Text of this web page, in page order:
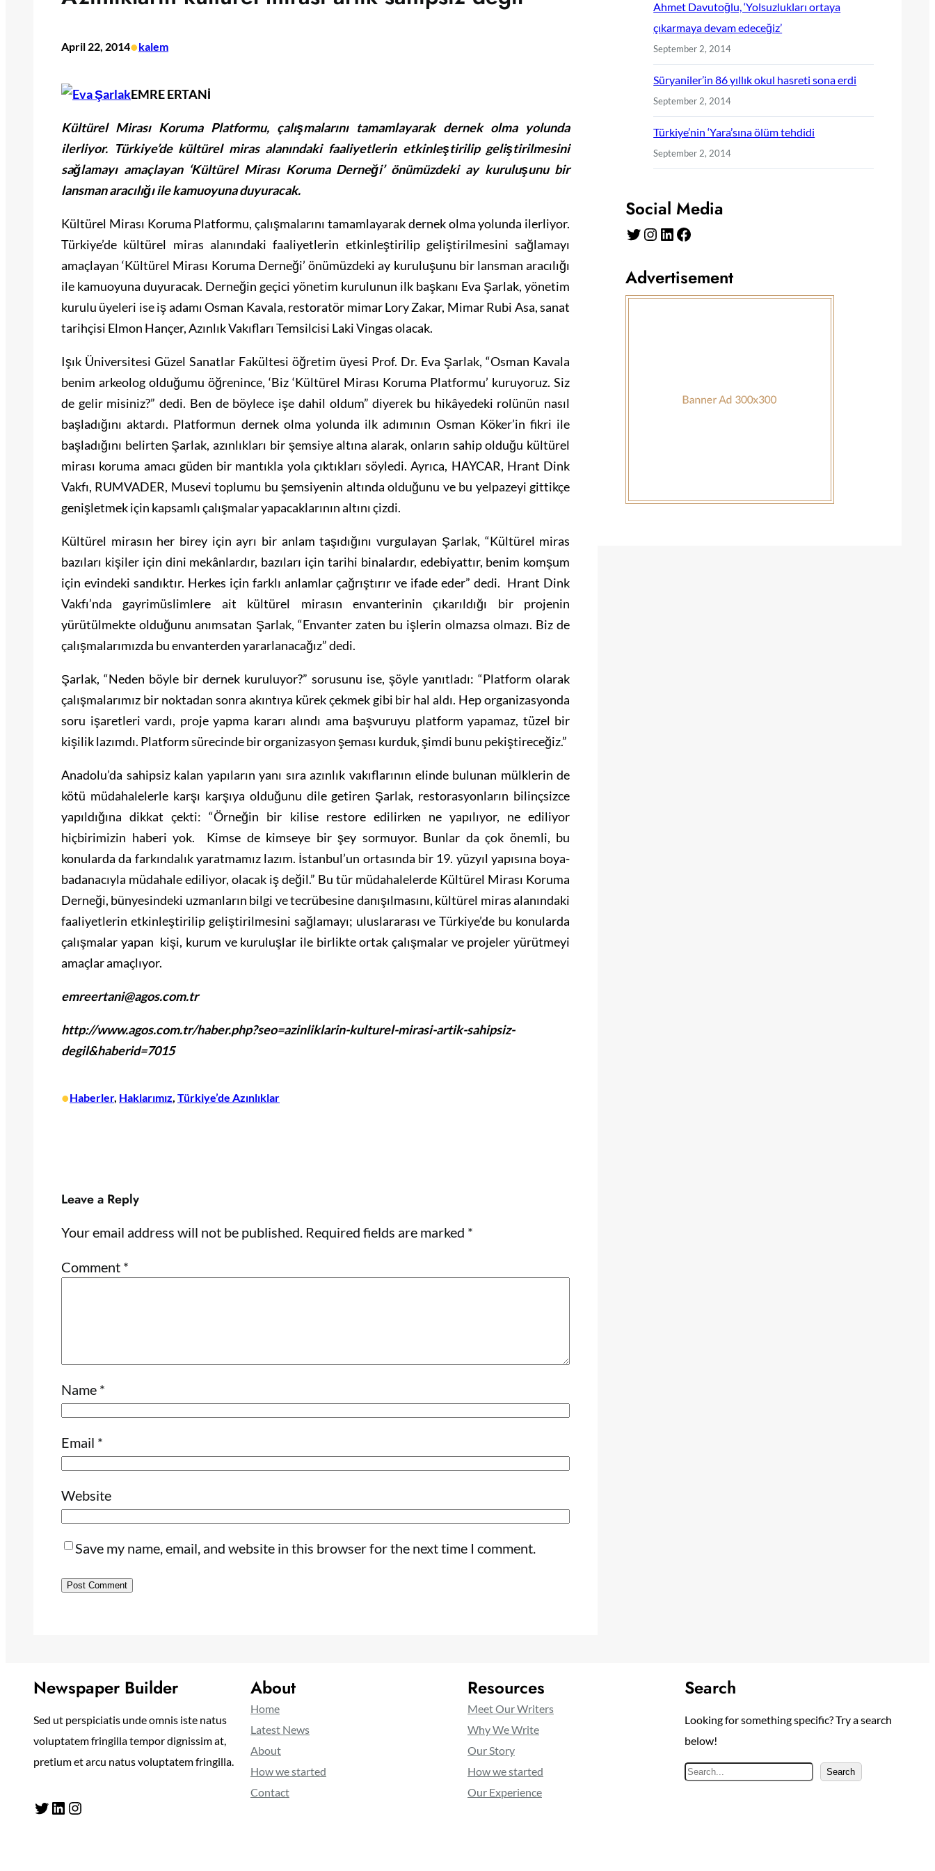
April 22, 2014•kalem
EMRE ERTANİ
Kültürel Mirası Koruma Platformu, çalışmalarını tamamlayarak dernek olma yolunda
ilerliyor. Türkiye’de kültürel miras alanındaki faaliyetlerin etkinleştirilip geliştirilmesini
sağlamayı amaçlayan ‘Kültürel Mirası Koruma Derneği’ önümüzdeki ay kuruluşunu bir
lansman aracılığı ile kamuoyuna duyuracak.
Kültürel Mirası Koruma Platformu, çalışmalarını tamamlayarak dernek olma yolunda ilerliyor.
Türkiye’de kültürel miras alanındaki faaliyetlerin etkinleştirilip geliştirilmesini sağlamayı
amaçlayan ‘Kültürel Mirası Koruma Derneği’ önümüzdeki ay kuruluşunu bir lansman aracılığı
ile kamuoyuna duyuracak. Derneğin geçici yönetim kurulunun ilk başkanı Eva Şarlak, yönetim
kurulu üyeleri ise iş adamı Osman Kavala, restoratör mimar Lory Zakar, Mimar Rubi Asa, sanat
tarihçisi Elmon Hançer, Azınlık Vakıfları Temsilcisi Laki Vingas olacak.
Işık Üniversitesi Güzel Sanatlar Fakültesi öğretim üyesi Prof. Dr. Eva Şarlak, “Osman Kavala
benim arkeolog olduğumu öğrenince, ‘Biz ‘Kültürel Mirası Koruma Platformu’ kuruyoruz. Siz
de gelir misiniz?” dedi. Ben de böylece işe dahil oldum” diyerek bu hikâyedeki rolünün nasıl
başladığını aktardı. Platformun dernek olma yolunda ilk adımının Osman Köker’in fikri ile
başladığını belirten Şarlak, azınlıkları bir şemsiye altına alarak, onların sahip olduğu kültürel
mirası koruma amacı güden bir mantıkla yola çıktıkları söyledi. Ayrıca, HAYCAR, Hrant Dink
Vakfı, RUMVADER, Musevi toplumu bu şemsiyenin altında olduğunu ve bu yelpazeyi gittikçe
genişletmek için kapsamlı çalışmalar yapacaklarının altını çizdi.
Kültürel mirasın her birey için ayrı bir anlam taşıdığını vurgulayan Şarlak, “Kültürel miras
bazıları kişiler için dini mekânlardır, bazıları için tarihi binalardır, edebiyattır, benim komşum
için evindeki sandıktır. Herkes için farklı anlamlar çağrıştırır ve ifade eder” dedi. Hrant Dink
Vakfı’nda gayrimüslimlere ait kültürel mirasın envanterinin çıkarıldığı bir projenin
yürütülmekte olduğunu anımsatan Şarlak, “Envanter zaten bu işlerin olmazsa olmazı. Biz de
çalışmalarımızda bu envanterden yararlanacağız” dedi.
Şarlak, “Neden böyle bir dernek kuruluyor?” sorusunu ise, şöyle yanıtladı: “Platform olarak
çalışmalarımız bir noktadan sonra akıntıya kürek çekmek gibi bir hal aldı. Hep organizasyonda
soru işaretleri vardı, proje yapma kararı alındı ama başvuruyu platform yapamaz, tüzel bir
kişilik lazımdı. Platform sürecinde bir organizasyon şeması kurduk, şimdi bunu pekiştireceğiz.”
Anadolu’da sahipsiz kalan yapıların yanı sıra azınlık vakıflarının elinde bulunan mülklerin de
kötü müdahalelerle karşı karşıya olduğunu dile getiren Şarlak, restorasyonların bilinçsizce
yapıldığına dikkat çekti: “Örneğin bir kilise restore edilirken ne yapılıyor, ne ediliyor
hiçbirimizin haberi yok. Kimse de kimseye bir şey sormuyor. Bunlar da çok önemli, bu
konularda da farkındalık yaratmamız lazım. İstanbul’un ortasında bir 19. yüzyıl yapısına boya-
badanacıyla müdahale ediliyor, olacak iş değil.” Bu tür müdahalelerde Kültürel Mirası Koruma
Derneği, bünyesindeki uzmanların bilgi ve tecrübesine danışılmasını, kültürel miras alanındaki
faaliyetlerin etkinleştirilip geliştirilmesini sağlamayı; uluslararası ve Türkiye’de bu konularda
çalışmalar yapan kişi, kurum ve kuruluşlar ile birlikte ortak çalışmalar ve projeler yürütmeyi
amaçlar amaçlıyor.
emreertani@agos.com.tr
http://www.agos.com.tr/haber.php?seo=azinliklarin-kulturel-mirasi-artik-sahipsiz-
degil&haberid=7015
•Haberler, Haklarımız, Türkiye’de Azınlıklar
Leave a Reply
Your email address will not be published. Required fields are marked *
Comment *
Name *
Email *
Website
Save my name, email, and website in this browser for the next time I comment.
Ahmet Davutoğlu, ‘Yolsuzlukları ortaya
çıkarmaya devam edeceğiz’
September 2, 2014
Süryaniler’in 86 yıllık okul hasreti sona erdi
September 2, 2014
Türkiye’nin ‘Yara’sına ölüm tehdidi
September 2, 2014
Social Media
Twitter Instagram LinkedIn Facebook
Advertisement
Newspaper Builder
Sed ut perspiciatis unde omnis iste natus
voluptatem fringilla tempor dignissim at,
pretium et arcu natus voluptatem fringilla.
Twitter LinkedIn Instagram
About
Home
Latest News
About
How we started
Contact
Resources
Meet Our Writers
Why We Write
Our Story
How we started
Our Experience
Search
Looking for something specific? Try a search
below!
S
Search